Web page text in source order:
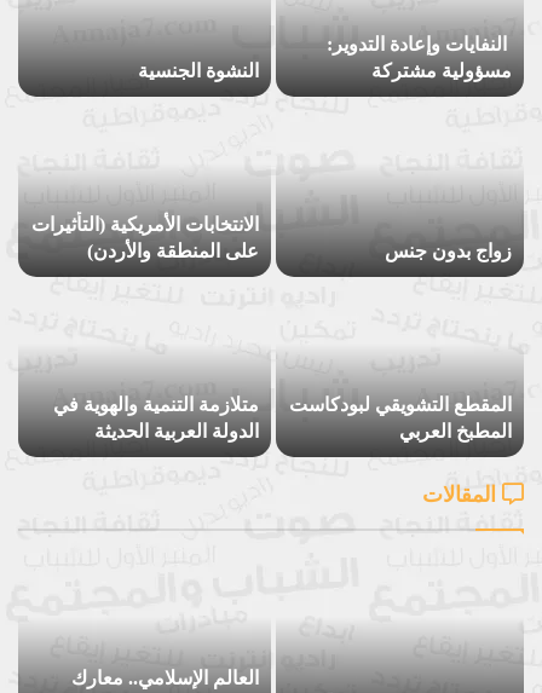
النفايات وإعادة التدوير:
مسؤولية مشتركة
النشوة الجنسية
زواج بدون جنس
الانتخابات الأمريكية (التأثيرات
على المنطقة والأردن)
المقطع التشويقي لبودكاست
المطبخ العربي
متلازمة التنمية والهوية في
الدولة العربية الحديثة
المقالات
العالم الإسلامي.. معارك